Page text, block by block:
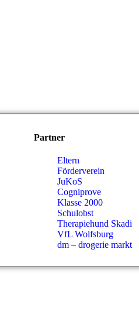
Partner
Eltern
Förderverein
JuKoS
Cogniprove
Klasse 2000
Schulobst
Therapiehund Skadi
VfL Wolfsburg
dm – drogerie markt